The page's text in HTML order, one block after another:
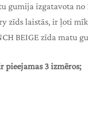
gumija izgatavota
zīds laistās, ir ļoti
BEIGE zīda matu
pieejamas 3 izmēros;